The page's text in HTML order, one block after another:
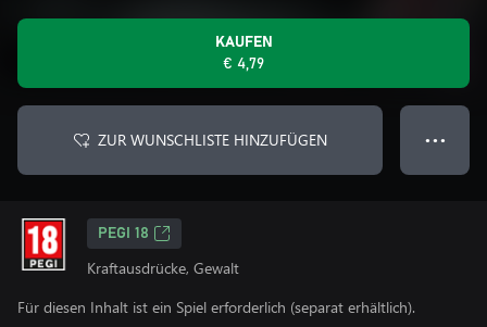
KAUFEN
€ 4,79
ZUR WUNSCHLISTE HINZUFÜGEN ● ● ●
PEGI 18
Kraftausdrücke, Gewalt
Für diesen Inhalt ist ein Spiel erforderlich (separat erhältlich).